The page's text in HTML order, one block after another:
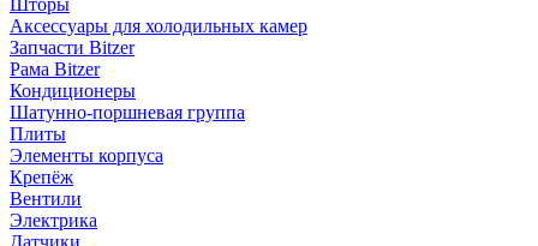
Шторы
Аксессуары для холодильных камер
Запчасти Bitzer
Рама Bitzer
Кондиционеры
Шатунно-поршневая группа
Плиты
Элементы корпуса
Крепёж
Вентили
Электрика
Датчики